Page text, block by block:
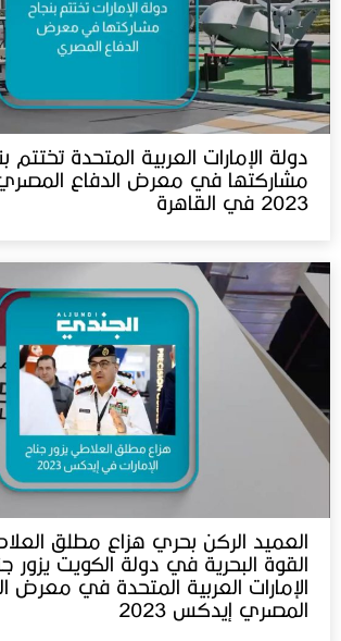
دولة الإمارات العربية المتحدة تختتم
مشاركتها في معرض الدفاع
2023 في القاهرة
العميد الركن بحري هزاع مطلق
القوة البحرية في دولة الكويت يزور
الإمارات العربية المتحدة في معرض
المصري إيدكس 2023